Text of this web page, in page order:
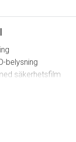
belysning
säkerhetsfilm
2 700–6 400 K